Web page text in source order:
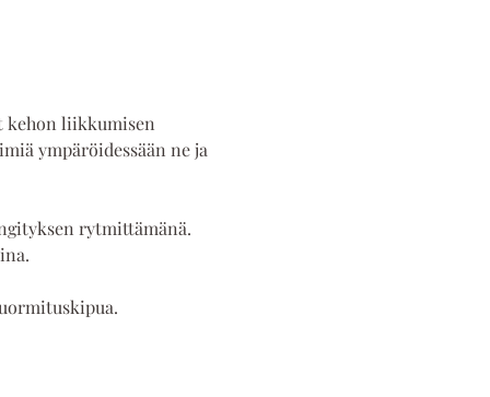
kehon liikkumisen
ympäröidessään ne ja
rytmittämänä.